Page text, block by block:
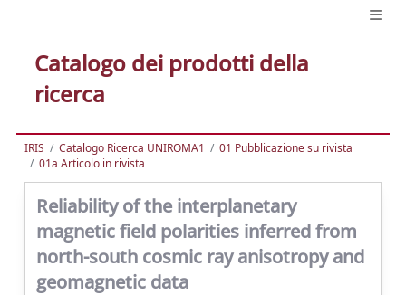
Catalogo dei prodotti della
ricerca
IRIS Catalogo Ricerca UNIROMA1
01 Pubblicazione su rivista
01a Articolo in rivista
Reliability of the interplanetary
magnetic field polarities inferred from
north-south cosmic ray anisotropy and
geomagnetic data